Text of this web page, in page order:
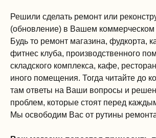
Решили сделать ремонт или
(обновление) в Вашем
Будь то ремонт магазина, фудкорта,
фитнес клуба, производственного
складского комплекса, кафе,
иного помещения. Тогда читайте до
там ответы на Ваши вопросы и
проблем, которые стоят перед
Мы освободим Вас от рутины